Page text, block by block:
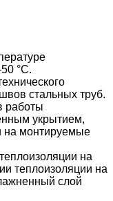
°C.
стальных труб.
работы
укрытием,
на монтируемые
на
теплоизоляции на
слой